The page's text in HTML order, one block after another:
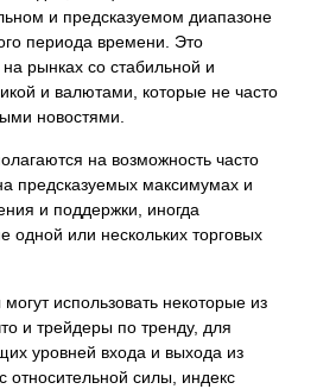
и предсказуемом диапазоне
периода времени. Это
рынках со стабильной и
и валютами, которые не часто
новостями.
на возможность часто
предсказуемых максимумах и
и поддержки, иногда
одной или нескольких торговых
использовать некоторые из
и трейдеры по тренду, для
уровней входа и выхода из
относительной силы, индекс